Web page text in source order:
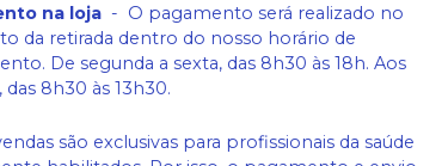
na loja - O pagamento será realizado no
da retirada dentro do nosso horário de
De segunda a sexta, das 8h30 às 18h. Aos
das 8h30 às 13h30.
são exclusivas para profissionais da saúde